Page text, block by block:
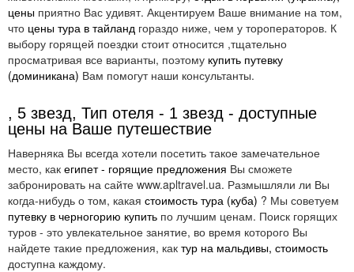
цены приятно Вас удивят. Акцентируем Ваше внимание на том,
что цены тура в тайланд гораздо ниже, чем у тороператоров. К
выбору горящей поездки стоит относится ,тщательно
просматривая все варианты, поэтому купить путевку
(доминикана) Вам помогут наши консультанты.
, 5 звезд, Тип отеля - 1 звезд - доступные
цены на Ваше путешествие
Наверняка Вы всегда хотели посетить такое замечательное
место, как египет - горящие предложения Вы сможете
забронировать на сайте www.apltravel.ua. Размышляли ли Вы
когда-нибудь о том, какая стоимость тура (куба) ? Мы советуем
путевку в черногорию купить по лучшим ценам. Поиск горящих
туров - это увлекательное занятие, во время которого Вы
найдете такие предложения, как тур на мальдивы, стоимость
доступна каждому.